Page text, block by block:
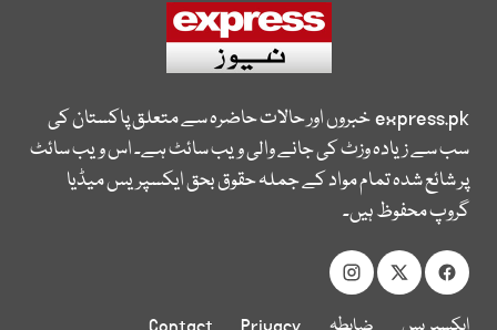
express.pkخبروں اور حالات حاضرہ سے متعلق پاکستان کی
سب سے زیادہ وزٹ کی جانے والی ویب سائٹ ہے۔ اس ویب سائٹ
پر شائع شدہ تمام مواد کے جملہ حقوق بحق ایکسپریس میڈیا
گروپ محفوظ ہیں۔